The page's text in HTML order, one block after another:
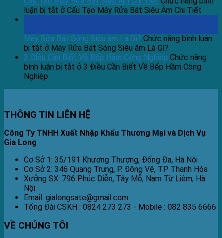
luận bị tắt ở Cấu Tạo Máy Rửa Bát Siêu Âm Chi Tiết
Máy Rửa Bát Sóng Siêu âm Là Gì? Chức năng bình luận
bị tắt ở Máy Rửa Bát Sóng Siêu âm Là Gì?
3 Điều Cần Biết Về Bếp Hầm Công Nghiệp Chức năng
bình luận bị tắt ở 3 Điều Cần Biết Về Bếp Hầm Công
Nghiệp
THÔNG TIN LIÊN HỆ
Công Ty TNHH Xuất Nhập Khẩu Thương Mại và Dịch Vụ
Gia Long
Cơ Sở 1: 35/191 Khương Thượng, Đống Đa, Hà Nội
Cơ Sở 2: 346 Quang Trung, P. Đông Vệ, TP Thanh Hóa
Xưởng SX: 796 Phúc Diễn, Tây Mỗ, Nam Từ Liêm, Hà
Nội
Email: gialongsate@gmail.com
Tổng Đài CSKH : 0824 273 273 - Mobile : 082 835 6666
VỀ CHÚNG TÔI